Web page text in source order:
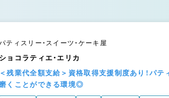
ティスリー・スイーツ・ケーキ屋
ショコラティエ・エリカ
＜残業代全額支給＞資格取得支援制度あり！パ
磨くことができる環境◎